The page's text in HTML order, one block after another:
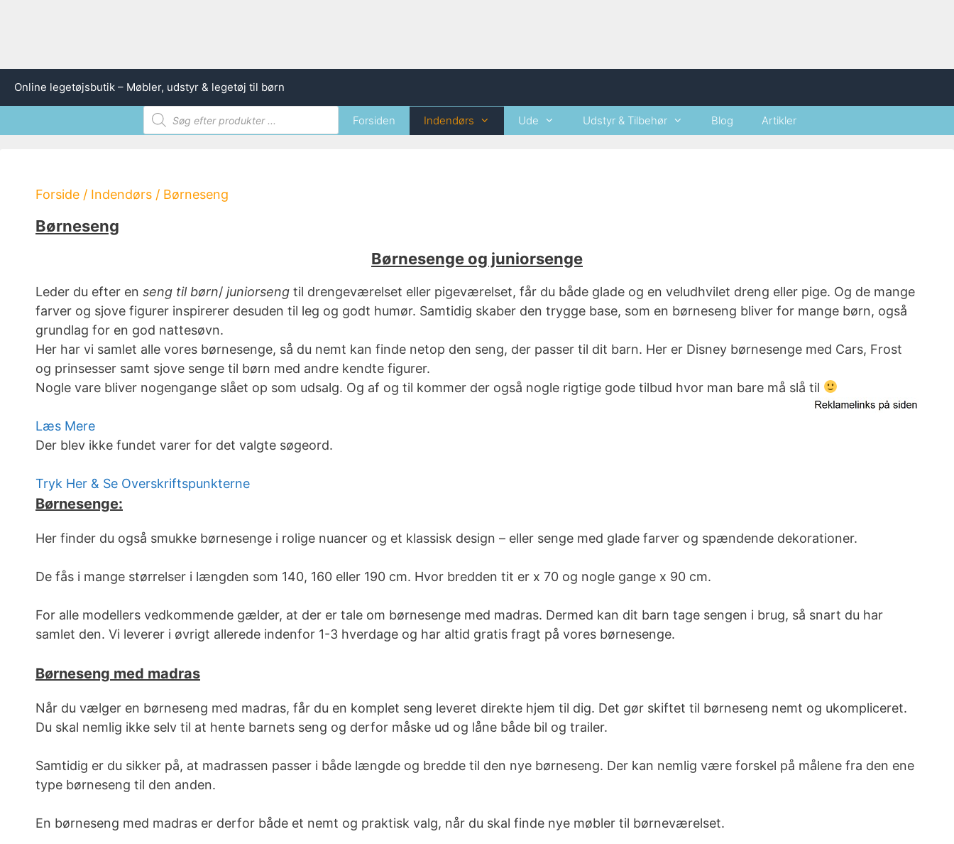
Online legetøjsbutik – Møbler, udstyr & legetøj til børn
Products
search
Forsiden Indendørs Ude Udstyr & Tilbehør Blog Artikler
Forside / Indendørs / Børneseng
Børneseng
Børnesenge og juniorsenge
Leder du efter en seng til børn/ juniorseng til drengeværelset eller pigeværelset, får du både glade og en veludhvilet dreng eller pige. Og de mange
farver og sjove figurer inspirerer desuden til leg og godt humør. Samtidig skaber den trygge base, som en børneseng bliver for mange børn, også
grundlag for en god nattesøvn.
Her har vi samlet alle vores børnesenge, så du nemt kan finde netop den seng, der passer til dit barn. Her er Disney børnesenge med Cars, Frost
og prinsesser samt sjove senge til børn med andre kendte figurer.
Nogle vare bliver nogengange slået op som udsalg. Og af og til kommer der også nogle rigtige gode tilbud hvor man bare må slå til
Læs Mere
Der blev ikke fundet varer for det valgte søgeord.
Tryk Her & Se Overskriftspunkterne
Børnesenge:
Her finder du også smukke børnesenge i rolige nuancer og et klassisk design – eller senge med glade farver og spændende dekorationer.
De fås i mange størrelser i længden som 140, 160 eller 190 cm. Hvor bredden tit er x 70 og nogle gange x 90 cm.
For alle modellers vedkommende gælder, at der er tale om børnesenge med madras. Dermed kan dit barn tage sengen i brug, så snart du har
samlet den. Vi leverer i øvrigt allerede indenfor 1-3 hverdage og har altid gratis fragt på vores børnesenge.
Børneseng med madras
Når du vælger en børneseng med madras, får du en komplet seng leveret direkte hjem til dig. Det gør skiftet til børneseng nemt og ukompliceret.
Du skal nemlig ikke selv til at hente barnets seng og derfor måske ud og låne både bil og trailer.
Samtidig er du sikker på, at madrassen passer i både længde og bredde til den nye børneseng. Der kan nemlig være forskel på målene fra den ene
type børneseng til den anden.
En børneseng med madras er derfor både et nemt og praktisk valg, når du skal finde nye møbler til børneværelset.